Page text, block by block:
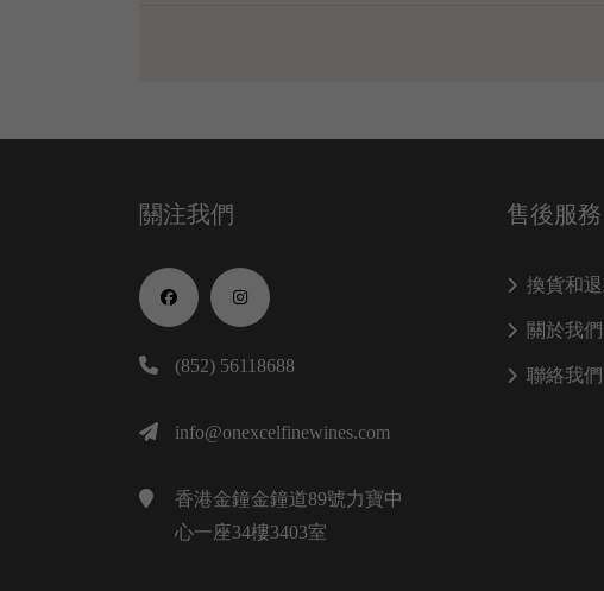
關注我們
(852) 56118688
info@onexcelfinewines.com
香港金鐘金鐘道89號力寶中
心一座34樓3403室
售後服務
換貨和
關於我們
聯絡我們